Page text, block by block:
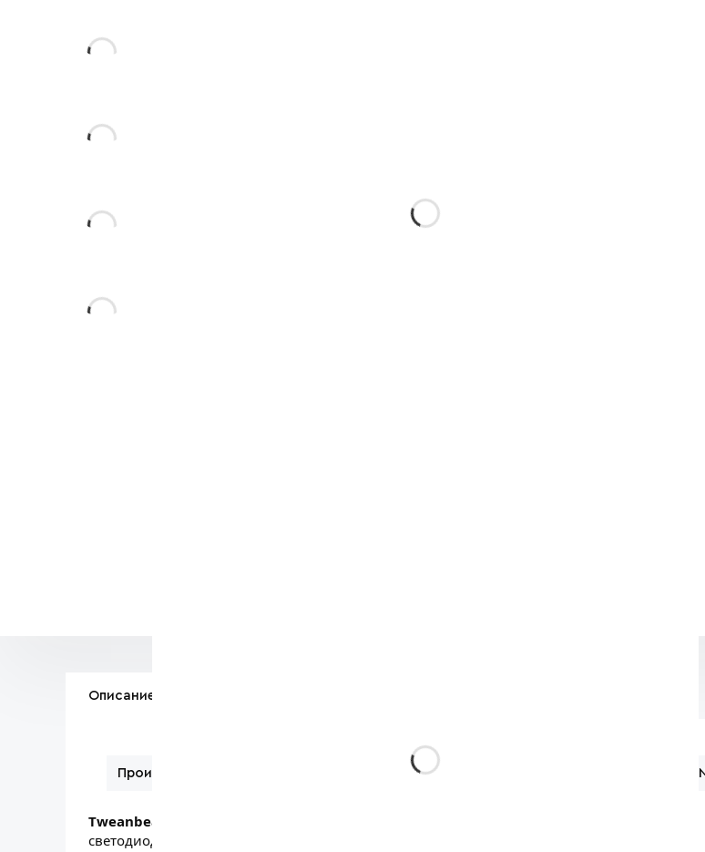
Описание
Производитель
Tweanbeam Электрический фонарь TAKENOW (WL6017)
светодиодный инспекционный фонарь с высокой светоотдачей, предназначенный для